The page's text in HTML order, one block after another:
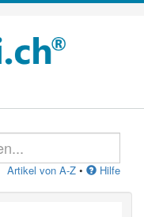
Artikel von A-Z • Hilfe